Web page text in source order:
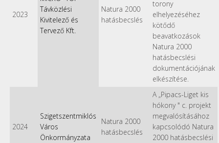
2023
Távközlési
Kivitelező és
Tervező Kft.
Natura 2000
hatásbecslés
torony
elhelyezéséhez
kötődő
beavatkozások
Natura 2000
hatásbecslési
dokumentációjának
elkészítése.
2024
Szigetszentmiklós
Város
Önkormányzata
Natura 2000
hatásbecslés
A „Pipacs-Liget kis
hókony " c. projekt
megvalósításához
kapcsolódó Natura
2000 hatásbecslési